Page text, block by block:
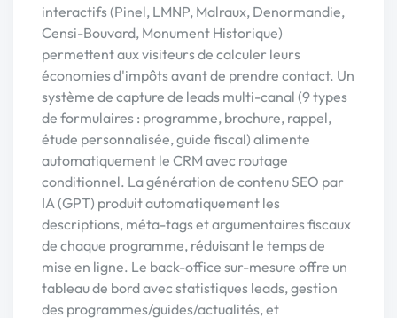
interactifs (Pinel, LMNP, Malraux, Denormandie,
Censi-Bouvard, Monument Historique)
permettent aux visiteurs de calculer leurs
économies d'impôts avant de prendre contact. Un
système de capture de leads multi-canal (9 types
de formulaires : programme, brochure, rappel,
étude personnalisée, guide fiscal) alimente
automatiquement le CRM avec routage
conditionnel. La génération de contenu SEO par
IA (GPT) produit automatiquement les
descriptions, méta-tags et argumentaires fiscaux
de chaque programme, réduisant le temps de
mise en ligne. Le back-office sur-mesure offre un
tableau de bord avec statistiques leads, gestion
des programmes/guides/actualités, et